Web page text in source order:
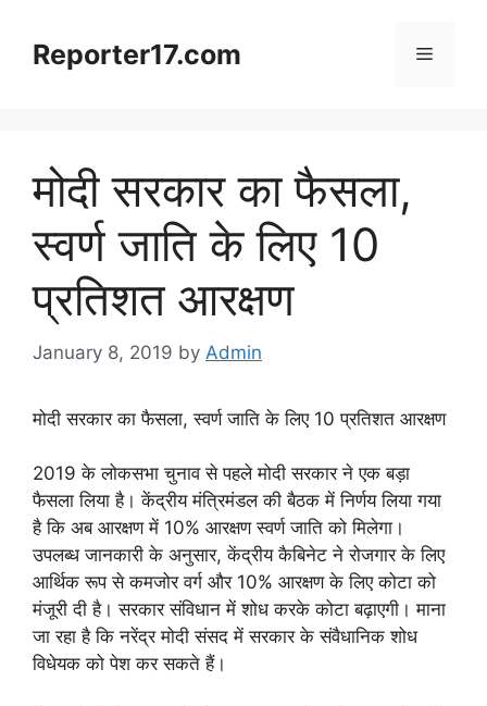
contentReporter17.com Menu
मोदी सरकार का फैसला,
स्वर्ण जाति के लिए 10
प्रतिशत आरक्षण
January 8, 2019 by Admin
मोदी सरकार का फैसला, स्वर्ण जाति के लिए 10 प्रतिशत आरक्षण
2019 के लोकसभा चुनाव से पहले मोदी सरकार ने एक बड़ा
फैसला लिया है। केंद्रीय मंत्रिमंडल की बैठक में निर्णय लिया गया
है कि अब आरक्षण में 10% आरक्षण स्वर्ण जाति को मिलेगा।
उपलब्ध जानकारी के अनुसार, केंद्रीय कैबिनेट ने रोजगार के लिए
आर्थिक रूप से कमजोर वर्ग और 10% आरक्षण के लिए कोटा को
मंजूरी दी है। सरकार संविधान में शोध करके कोटा बढ़ाएगी। माना
जा रहा है कि नरेंद्र मोदी संसद में सरकार के संवैधानिक शोध
विधेयक को पेश कर सकते हैं।